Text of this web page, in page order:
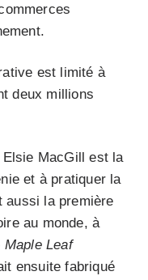
est limité à
deux millions
MacGill est la
et à pratiquer la
aussi la première
au monde, à
Maple Leaf
ensuite fabriqué